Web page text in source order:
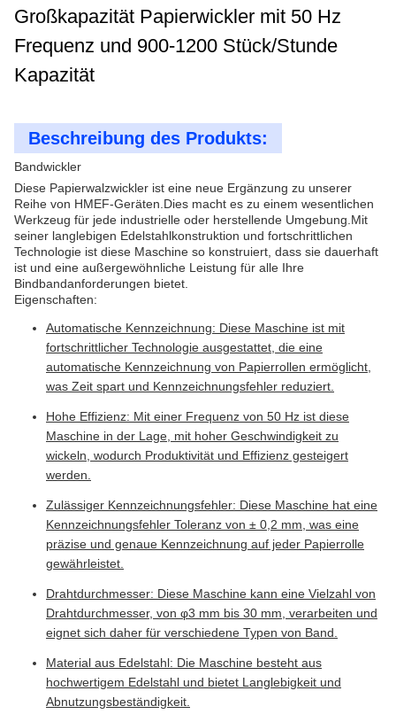
Großkapazität Papierwickler mit 50 Hz
Frequenz und 900-1200 Stück/Stunde
Kapazität
Beschreibung des Produkts:
Bandwickler
Diese Papierwalzwickler ist eine neue Ergänzung zu unserer
Reihe von HMEF-Geräten.Dies macht es zu einem wesentlichen
Werkzeug für jede industrielle oder herstellende Umgebung.Mit
seiner langlebigen Edelstahlkonstruktion und fortschrittlichen
Technologie ist diese Maschine so konstruiert, dass sie dauerhaft
ist und eine außergewöhnliche Leistung für alle Ihre
Bindbandanforderungen bietet.
Eigenschaften:
Automatische Kennzeichnung: Diese Maschine ist mit
fortschrittlicher Technologie ausgestattet, die eine
automatische Kennzeichnung von Papierrollen ermöglicht,
was Zeit spart und Kennzeichnungsfehler reduziert.
Hohe Effizienz: Mit einer Frequenz von 50 Hz ist diese
Maschine in der Lage, mit hoher Geschwindigkeit zu
wickeln, wodurch Produktivität und Effizienz gesteigert
werden.
Zulässiger Kennzeichnungsfehler: Diese Maschine hat eine
Kennzeichnungsfehler Toleranz von ± 0,2 mm, was eine
präzise und genaue Kennzeichnung auf jeder Papierrolle
gewährleistet.
Drahtdurchmesser: Diese Maschine kann eine Vielzahl von
Drahtdurchmesser, von φ3 mm bis 30 mm, verarbeiten und
eignet sich daher für verschiedene Typen von Band.
Material aus Edelstahl: Die Maschine besteht aus
hochwertigem Edelstahl und bietet Langlebigkeit und
Abnutzungsbeständigkeit.